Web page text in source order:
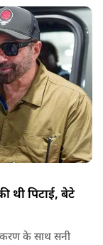
पिटाई, बेटे
के साथ सनी